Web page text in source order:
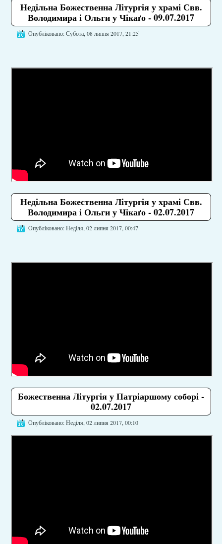
Недільна Божественна Літургія у храмі Свв.
Володимира і Ольги у Чікаґо - 09.07.2017
Опубліковано: Субота, 08 липня 2017, 21:25
Недільна Божественна Літургія у храмі Свв.
Володимира і Ольги у Чікаґо - 02.07.2017
Опубліковано: Неділя, 02 липня 2017, 00:47
Божественна Літургія у Патріаршому соборі -
02.07.2017
Опубліковано: Неділя, 02 липня 2017, 00:10